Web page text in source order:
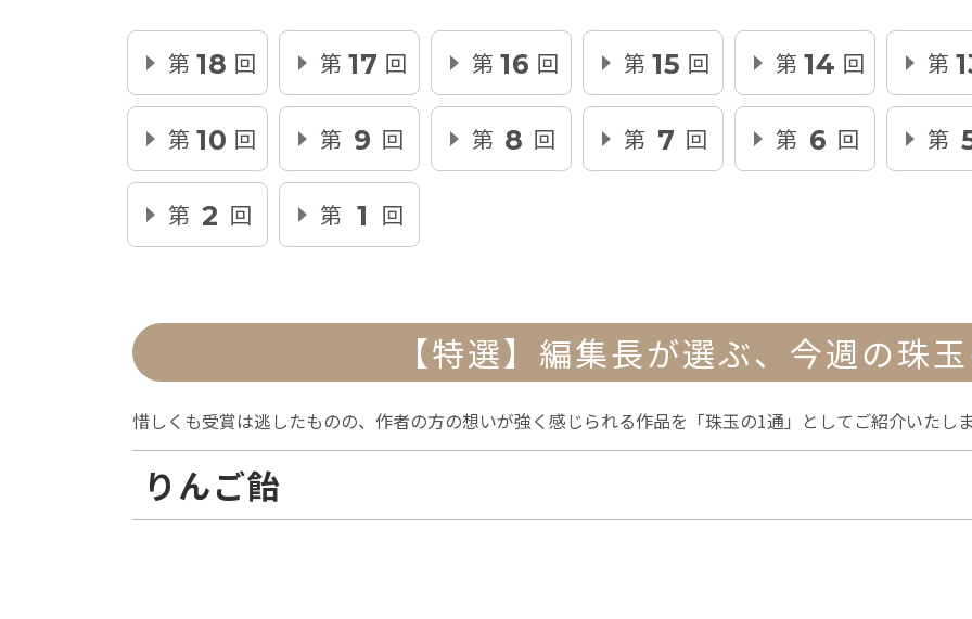
第 18 回 第 17 回 第 16 回 第 15 回 第 14 回 第
第 10 回 第 9 回 第 8 回 第 7 回 第 6 回 第
第 2 回 第 1 回
【特選】編集長が選ぶ、 今週の珠
惜しくも受賞は逃したものの、作者の方の想いが強く感じられる作品を「珠玉の1通」としてご紹介いたしま
りんご飴